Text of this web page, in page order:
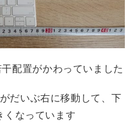
配置がかわっていました
だいぶ右に移動して、下
くなっています